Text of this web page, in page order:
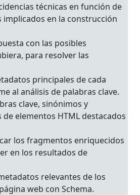
técnicas en función de
implicados en la construcción
con las posibles
para resolver las
principales de cada
al análisis de palabras clave.
clave, sinónimos y
elementos HTML destacados
los fragmentos enriquecidos
en los resultados de
relevantes de los
web con Schema.